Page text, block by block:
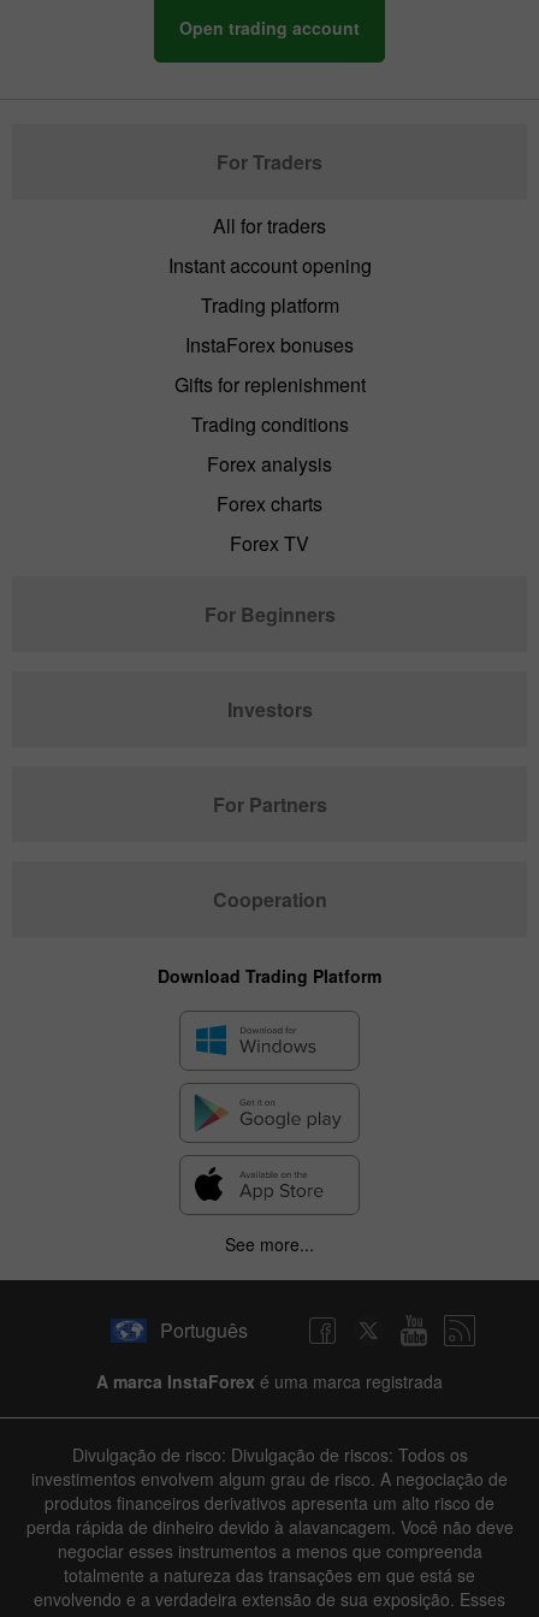
Open trading account
For Traders
All for traders
Instant account opening
Trading platform
InstaForex bonuses
Gifts for replenishment
Trading conditions
Forex analysis
Forex charts
Forex TV
For Beginners
Investors
For Partners
Cooperation
Download Trading Platform
See more...
Português
A marca InstaForex é uma marca registrada
Divulgação de risco: Divulgação de riscos: Todos os
investimentos envolvem algum grau de risco. A negociação de
produtos financeiros derivativos apresenta um alto risco de
perda rápida de dinheiro devido à alavancagem. Você não deve
negociar esses instrumentos a menos que compreenda
totalmente a natureza das transações em que está se
envolvendo e a verdadeira extensão de sua exposição. Esses